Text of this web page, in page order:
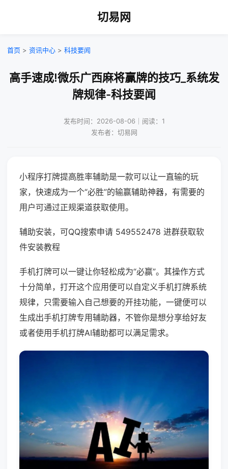
切易网
首页 > 资讯中心 > 科技要闻
高手速成!微乐广西麻将赢牌的技巧_系统发
牌规律-科技要闻
发布时间：2026-08-06｜阅读：1
发布者：切易网
小程序打牌提高胜率辅助是一款可以让一直输的玩
家，快速成为一个“必胜”的输赢辅助神器，有需要的
用户可通过正规渠道获取使用。
辅助安装，可QQ搜索申请 549552478 进群获取软
件安装教程
手机打牌可以一键让你轻松成为“必赢”。其操作方式
十分简单，打开这个应用便可以自定义手机打牌系统
规律，只需要输入自己想要的开挂功能，一键便可以
生成出手机打牌专用辅助器，不管你是想分享给好友
或者使用手机打牌AI辅助都可以满足需求。